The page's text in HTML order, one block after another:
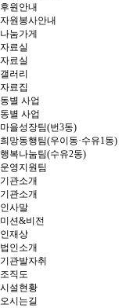
후원안내
자원봉사안내
나눔가게
자료실
자료실
갤러리
자료집
동별 사업
동별 사업
마을성장팀(번3동)
희망동행팀(우이동·수유1동)
행복나눔팀(수유2동)
운영지원팀
기관소개
기관소개
인사말
미션&비전
인재상
법인소개
기관발자취
조직도
시설현황
오시는길